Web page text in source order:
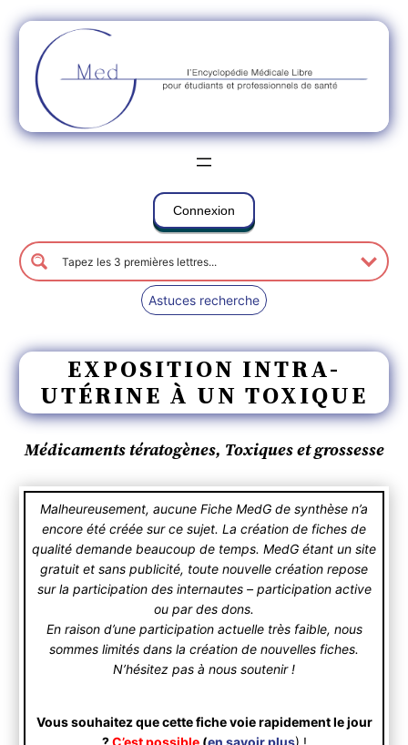
Connexion
Astuces recherche
EXPOSITION INTRA-
UTÉRINE À UN TOXIQUE
Médicaments tératogènes, Toxiques et grossesse
Malheureusement, aucune Fiche MedG de synthèse n’a
encore été créée sur ce sujet. La création de fiches de
qualité demande beaucoup de temps. MedG étant un site
gratuit et sans publicité, toute nouvelle création repose
sur la participation des internautes – participation active
ou par des dons.
En raison d’une participation actuelle très faible, nous
sommes limités dans la création de nouvelles fiches.
N’hésitez pas à nous soutenir !
Vous souhaitez que cette fiche voie rapidement le jour
?C’est possible(en savoir plus) !